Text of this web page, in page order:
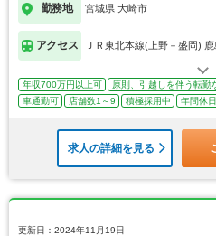
勤務地 宮城県 大崎市
アクセス ＪＲ東北本線(上野－盛岡)
年収700万円以上可 原則、引越しを伴う転勤
車通勤可
店舗数1～9 積極採用中 年間休
求人の詳細を見る
更新日：2024年11月19日